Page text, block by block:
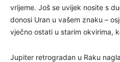
vrijeme. Još se uvijek nosite s
donosi Uran u vašem znaku –
vječno ostati u starim okvirima,
Jupiter retrogradan u Raku